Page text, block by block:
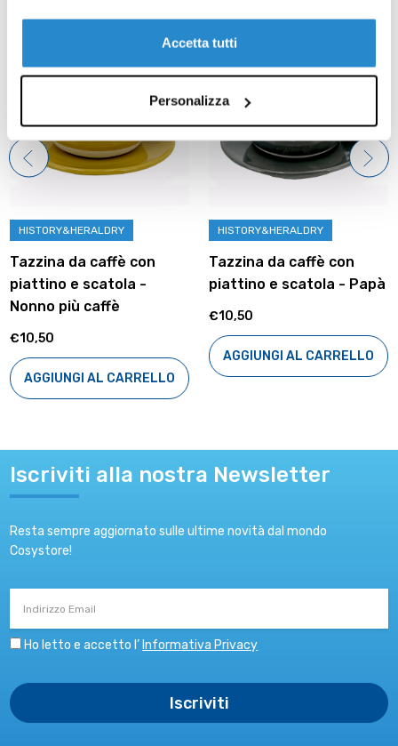
Accetta tutti
Personalizza
HISTORY&HERALDRY
Tazzina da caffè con
piattino e scatola -
Nonno più caffè
€10,50
AGGIUNGI AL CARRELLO
HISTORY&HERALDRY
Tazzina da caffè con
piattino e scatola - Papà
€10,50
AGGIUNGI AL CARRELLO
Iscriviti alla nostra Newsletter
Resta sempre aggiornato sulle ultime novità dal mondo
Cosystore!
Ho letto e accetto l’ Informativa Privacy